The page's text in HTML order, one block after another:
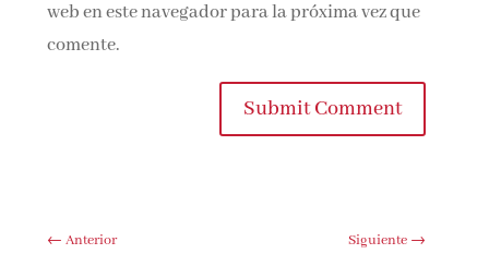
web en este navegador para la próxima vez que
comente.
Submit Comment
←Anterior Siguiente→